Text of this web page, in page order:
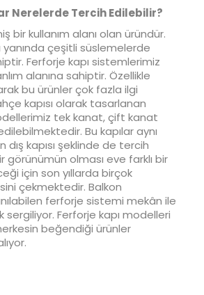
Nerelerde Tercih Edilebilir?
bir kullanım alanı olan üründür.
yanında çeşitli süslemelerde
Ferforje kapı sistemlerimiz
alanına sahiptir. Özellikle
bu ürünler çok fazla ilgi
kapısı olarak tasarlanan
tek kanat, çift kanat
Bu kapılar aynı
kapısı şeklinde de tercih
görünümün olması eve farklı bir
için son yıllarda birçok
çekmektedir. Balkon
ferforje sistemi mekân ile
Ferforje kapı modelleri
beğendiği ürünler